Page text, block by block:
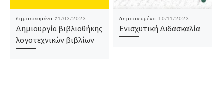
δημοσιευμένο 21/03/2023
Δημιουργία βιβλιοθήκης
λογοτεχνικών βιβλίων
δημοσιευμένο 10/11/2023
Ενισχυτική Διδασκαλία